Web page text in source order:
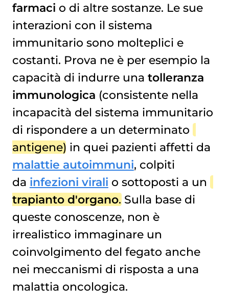
farmaci o di altre sostanze. Le sue
interazioni con il sistema
immunitario sono molteplici e
costanti. Prova ne è per esempio la
capacità di indurre una tolleranza
immunologica (consistente nella
incapacità del sistema immunitario
di rispondere a un determinato
antigene) in quei pazienti affetti da
malattie autoimmuni, colpiti
da infezioni virali o sottoposti a un
trapianto d'organo. Sulla base di
queste conoscenze, non è
irrealistico immaginare un
coinvolgimento del fegato anche
nei meccanismi di risposta a una
malattia oncologica.